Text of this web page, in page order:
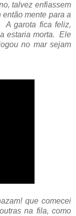
talvez enfiassem
mente para a
A garota fica feliz,
estaria morta. Ele
no mar sejam
que comecei
na fila, como